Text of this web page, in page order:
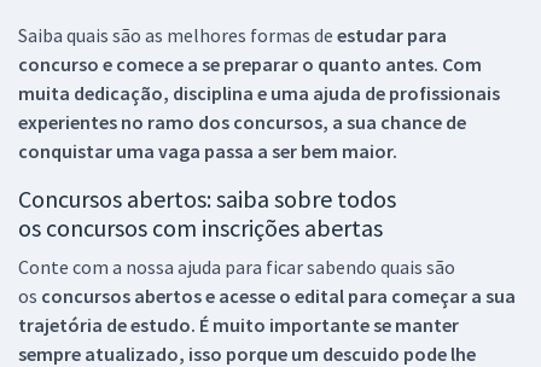
Saiba quais são as melhores formas de estudar para
concurso e comece a se preparar o quanto antes. Com
muita dedicação, disciplina e uma ajuda de profissionais
experientes no ramo dos concursos, a sua chance de
conquistar uma vaga passa a ser bem maior.
Concursos abertos: saiba sobre todos
os concursos com inscrições abertas
Conte com a nossa ajuda para ficar sabendo quais são
os concursos abertos e acesse o edital para começar a sua
trajetória de estudo. É muito importante se manter
sempre atualizado, isso porque um descuido pode lhe